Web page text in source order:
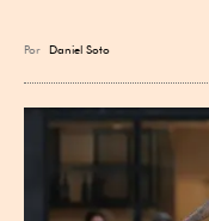
Por Daniel Soto